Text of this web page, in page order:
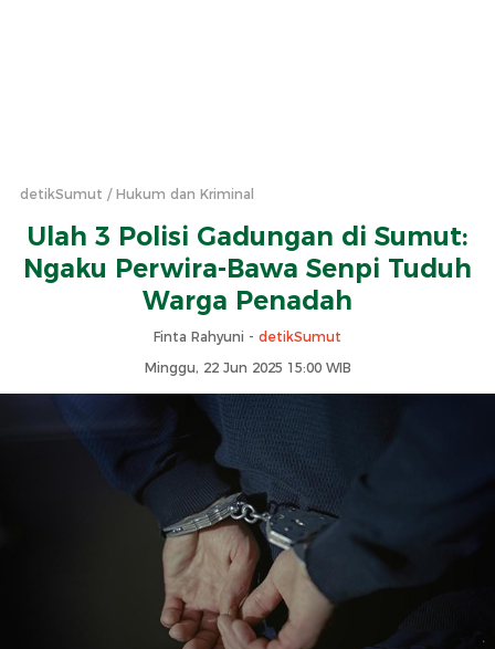
detikSumut Hukum dan Kriminal
Ulah 3 Polisi Gadungan di Sumut:
Ngaku Perwira-Bawa Senpi Tuduh
Warga Penadah
Finta Rahyuni - detikSumut
Minggu, 22 Jun 2025 15:00 WIB